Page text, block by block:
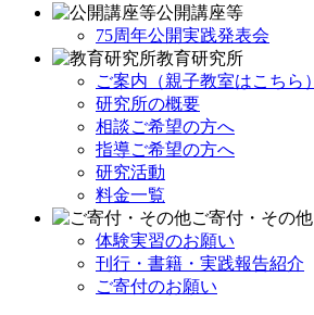
公開講座等
75周年公開実践発表会
教育研究所
ご案内（親子教室はこちら）
研究所の概要
相談ご希望の方へ
指導ご希望の方へ
研究活動
料金一覧
ご寄付・その他
体験実習のお願い
刊行・書籍・実践報告紹介
ご寄付のお願い